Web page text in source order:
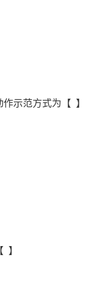
示范方式为【 】
】